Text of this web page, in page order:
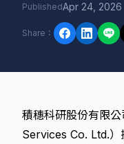
PublishedApr 24, 2026
Share ：
積穗科研股份有限
Services Co. Ltd.）